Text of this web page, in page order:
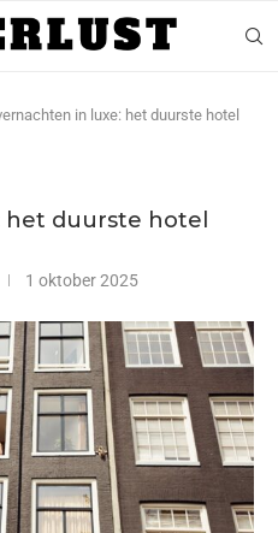
in luxe: het duurste hotel
duurste hotel
1 oktober 2025